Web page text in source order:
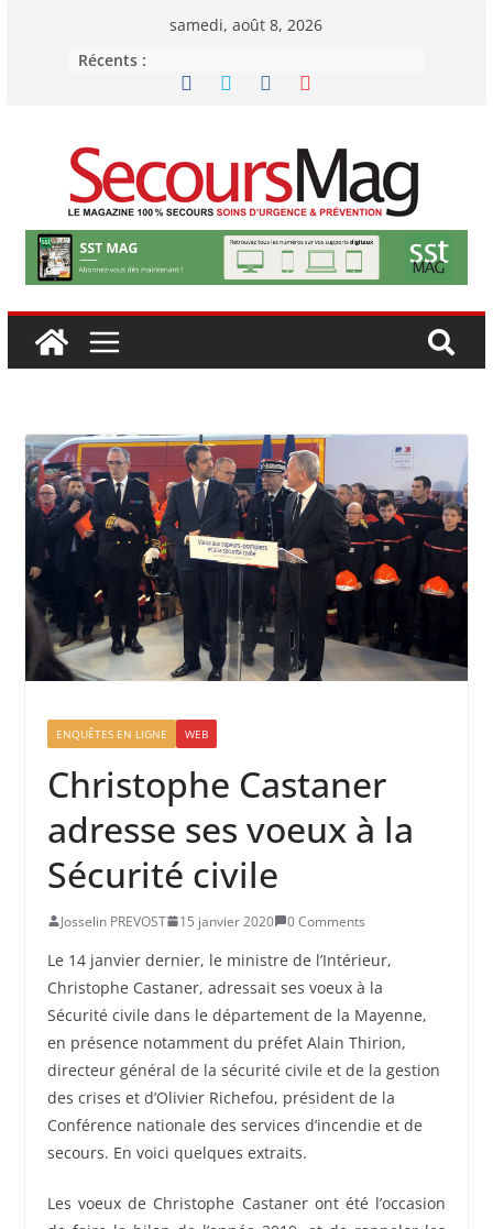
samedi, août 8, 2026
Récents :
ENQUÊTES EN LIGNE WEB
Christophe Castaner
adresse ses voeux à la
Sécurité civile
Josselin PREVOST 15 janvier 2020 0 Comments
Le 14 janvier dernier, le ministre de l’Intérieur,
Christophe Castaner, adressait ses voeux à la
Sécurité civile dans le département de la Mayenne,
en présence notamment du préfet Alain Thirion,
directeur général de la sécurité civile et de la gestion
des crises et d’Olivier Richefou, président de la
Conférence nationale des services d’incendie et de
secours. En voici quelques extraits.
Les voeux de Christophe Castaner ont été l’occasion